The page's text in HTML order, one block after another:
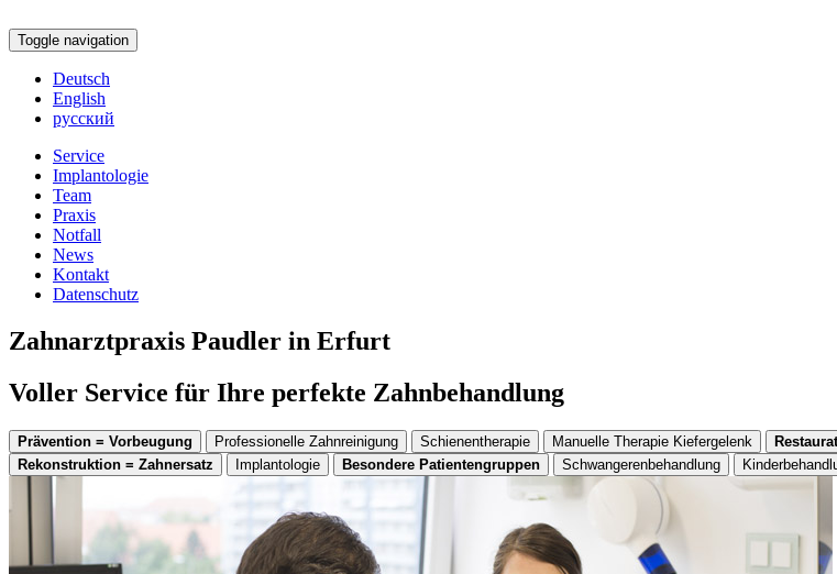
Toggle navigation
Deutsch
English
русский
Service
Implantologie
Team
Praxis
Notfall
News
Kontakt
Datenschutz
Zahnarztpraxis Paudler in Erfurt
Voller Service für Ihre perfekte Zahnbehandlung
Prävention = Vorbeugung Professionelle Zahnreinigung Schienentherapie Manuelle Therapie Kiefergelenk
Rekonstruktion = Zahnersatz
Implantologie Besondere Patientengruppen Schwangerenbehandlung